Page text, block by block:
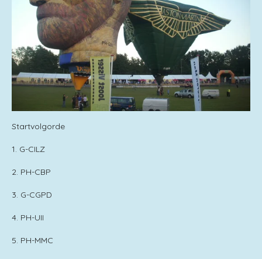
Startvolgorde
1. G-CILZ
2. PH-CBP
3. G-CGPD
4. PH-UII
5. PH-MMC